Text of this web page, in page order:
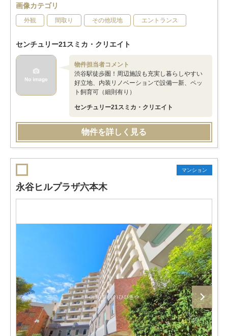
画像カテゴリ
外観 間取り その他現地 エントランス
センチュリー21スミカ・クリエイト
物件担当者コメント
渋谷駅徒歩圏！周辺施設も充実し暮らしやすい
好立地、内装リノベーションで設備一新、ペッ
ト飼育可（細則有り）
センチュリー21スミカ・クリエイト
物件を詳しく見る
マンション
永谷ヒルプラザ六本木